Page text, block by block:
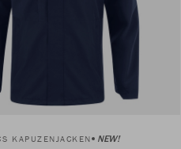
KAPUZENJACKEN NEW!